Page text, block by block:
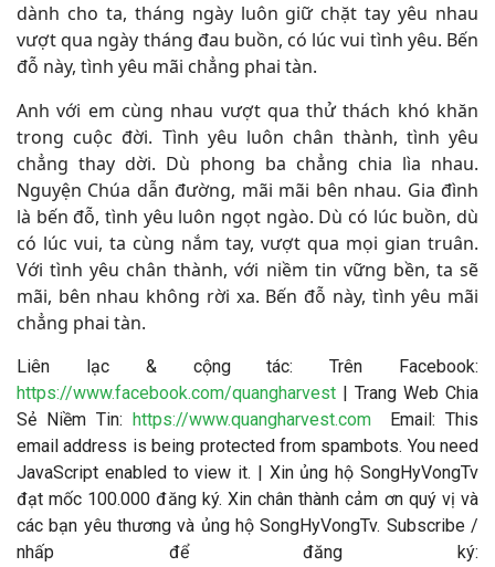
dành cho ta, tháng ngày luôn giữ chặt tay yêu nhau
vượt qua ngày tháng đau buồn, có lúc vui tình yêu. Bến
đỗ này, tình yêu mãi chẳng phai tàn.
Anh với em cùng nhau vượt qua thử thách khó khăn
trong cuộc đời. Tình yêu luôn chân thành, tình yêu
chẳng thay dời. Dù phong ba chẳng chia lìa nhau.
Nguyện Chúa dẫn đường, mãi mãi bên nhau. Gia đình
là bến đỗ, tình yêu luôn ngọt ngào. Dù có lúc buồn, dù
có lúc vui, ta cùng nắm tay, vượt qua mọi gian truân.
Với tình yêu chân thành, với niềm tin vững bền, ta sẽ
mãi, bên nhau không rời xa. Bến đỗ này, tình yêu mãi
chẳng phai tàn.
Liên lạc & cộng tác: Trên Facebook:
https://www.facebook.com/quangharvest | Trang Web Chia
Sẻ Niềm Tin: https://www.quangharvest.comEmail: This
email address is being protected from spambots. You need
JavaScript enabled to view it. | Xin ủng hộ SongHyVongTv
đạt mốc 100.000 đăng ký. Xin chân thành cảm ơn quý vị và
các bạn yêu thương và ủng hộ SongHyVongTv. Subscribe /
nhấp để đăng ký: